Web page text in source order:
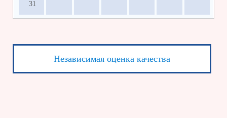
31
Независимая оценка качества